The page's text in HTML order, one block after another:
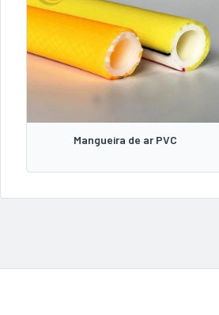
Mangueira de ar PVC